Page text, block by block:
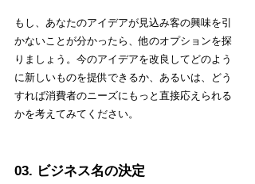
もし、あなたのアイデアが見込み客の興味を引
かないことが分かったら、他のオプションを探
りましょう。今のアイデアを改良してどのよう
に新しいものを提供できるか、あるいは、どう
すれば消費者のニーズにもっと直接応えられる
かを考えてみてください。
03. ビジネス名の決定